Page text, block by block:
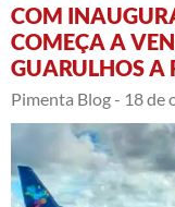
COM
COMEÇA A
GUARULHOS A
Pimenta Blog - 18 de